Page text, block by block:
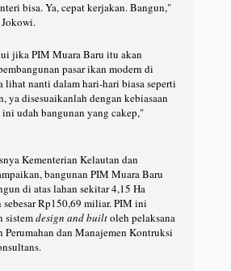
bisa. Ya, cepat kerjakan. Bangun,"
jika PIM Muara Baru itu akan
pasar ikan modern di
lihat nanti dalam hari-hari biasa seperti
ya disesuaikanlah dengan kebiasaan
udah bangunan yang cakep,"
Kementerian Kelautan dan
bangunan PIM Muara Baru
di atas lahan sekitar 4,15 Ha
sebesar Rp150,69 miliar. PIM ini
sistemdesign and builtoleh pelaksana
Perumahan dan Manajemen Kontruksi